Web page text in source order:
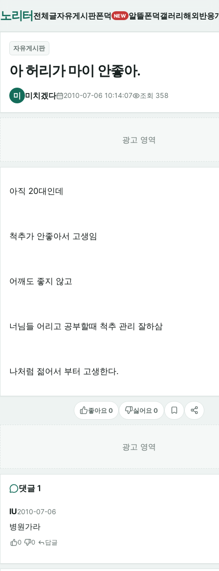
노리터 전체글자유게시판폰덕 NEW 알뜰폰덕갤러리해외반응
자유게시판
아 허리가 마이 안좋아.
미 미치겠다 2010-07-06 10:14:07 조회 358
광고 영역
아직 20대인데
척추가 안좋아서 고생임
어깨도 좋지 않고
너님들 어리고 공부할때 척추 관리 잘하삼
나처럼 젊어서 부터 고생한다.
좋아요 0 싫어요 0
스크랩공유
광고 영역
댓글 1
IU2010-07-06
병원가라
0 0 답글